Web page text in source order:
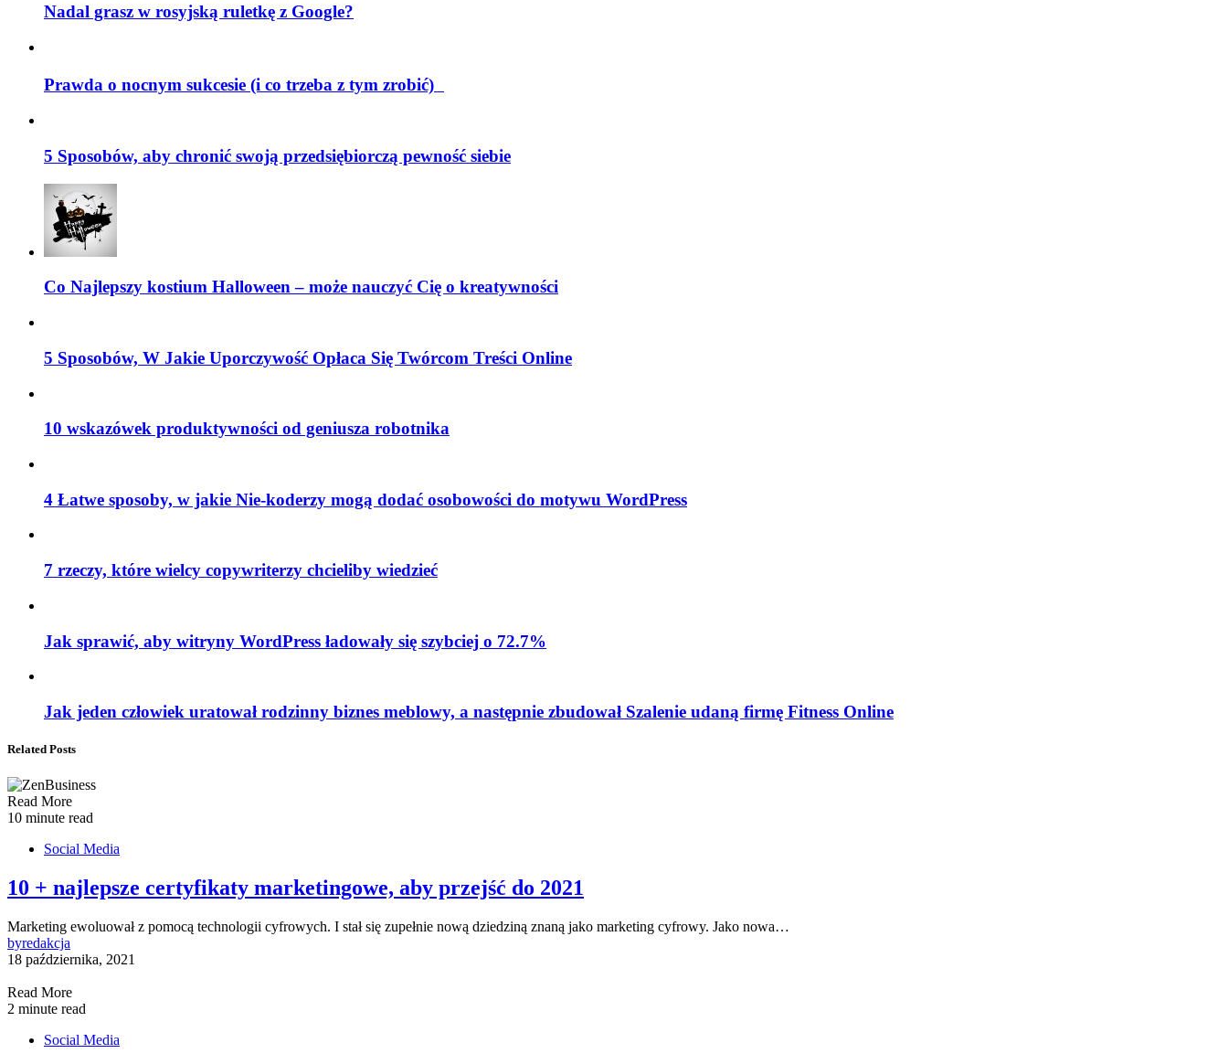
Nadal grasz w rosyjską ruletkę z Google?
Prawda o nocnym sukcesie (i co trzeba z tym zrobić)
5 Sposobów, aby chronić swoją przedsiębiorczą pewność siebie
Co Najlepszy kostium Halloween – może nauczyć Cię o kreatywności
5 Sposobów, W Jakie Uporczywość Opłaca Się Twórcom Treści Online
10 wskazówek produktywności od geniusza robotnika
4 Łatwe sposoby, w jakie Nie-koderzy mogą dodać osobowości do motywu WordPress
7 rzeczy, które wielcy copywriterzy chcieliby wiedzieć
Jak sprawić, aby witryny WordPress ładowały się szybciej o 72.7%
Jak jeden człowiek uratował rodzinny biznes meblowy, a następnie zbudował Szalenie udaną firmę Fitness Online
Related Posts
Read More
10 minute read
Social Media
10 + najlepsze certyfikaty marketingowe, aby przejść do 2021
Marketing ewoluował z pomocą technologii cyfrowych. I stał się zupełnie nową dziedziną znaną jako marketing cyfrowy. Jako nowa…
byredakcja
18 października, 2021
Read More
2 minute read
Social Media